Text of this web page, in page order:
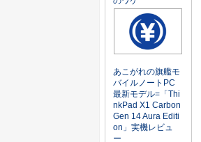
あこがれの旗艦モ
バイルノートPC
最新モデル=「Thi
nkPad X1 Carbon
Gen 14 Aura Editi
on」実機レビュ
ー